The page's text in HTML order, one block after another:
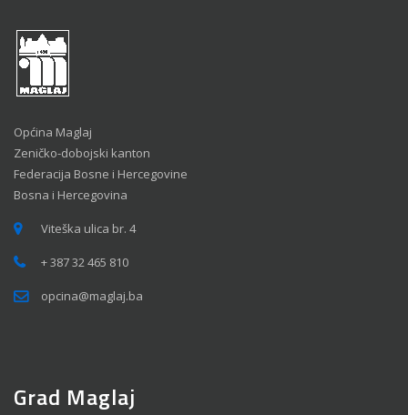
Općina Maglaj
Zeničko-dobojski kanton
Federacija Bosne i Hercegovine
Bosna i Hercegovina
Viteška ulica br. 4
+ 387 32 465 810
opcina@maglaj.ba
Grad Maglaj